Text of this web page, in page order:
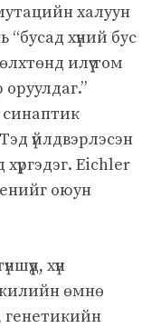
халуун
“бусад хүний ​​бус
илүү том
синаптик
үйлдвэрлэсэн
хүргэдэг. Eichler
оюун
хүн
өмнө